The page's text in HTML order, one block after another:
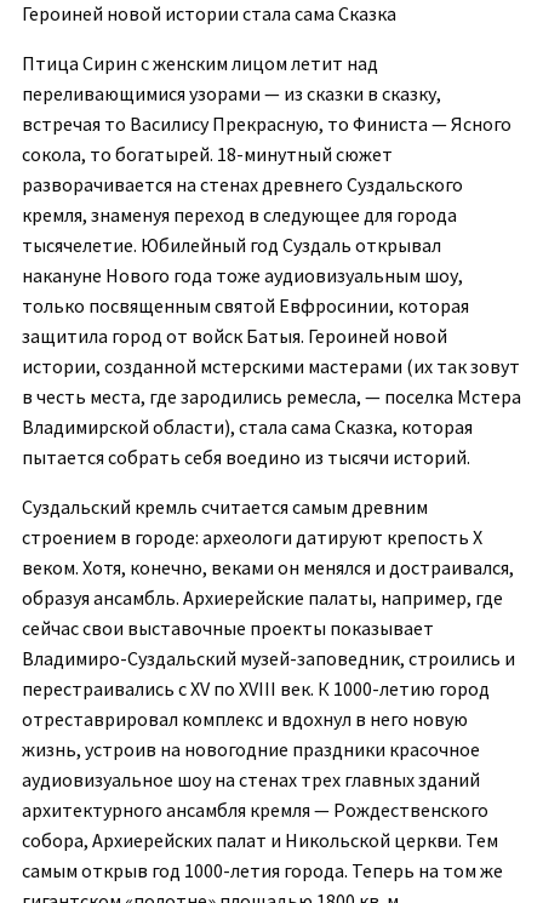
Героиней новой истории стала сама Сказка
Птица Сирин с женским лицом летит над
переливающимися узорами — из сказки в сказку,
встречая то Василису Прекрасную, то Финиста — Ясного
сокола, то богатырей. 18-минутный сюжет
разворачивается на стенах древнего Суздальского
кремля, знаменуя переход в следующее для города
тысячелетие. Юбилейный год Суздаль открывал
накануне Нового года тоже аудиовизуальным шоу,
только посвященным святой Евфросинии, которая
защитила город от войск Батыя. Героиней новой
истории, созданной мстерскими мастерами (их так зовут
в честь места, где зародились ремесла, — поселка Мстера
Владимирской области), стала сама Сказка, которая
пытается собрать себя воедино из тысячи историй.
Суздальский кремль считается самым древним
строением в городе: археологи датируют крепость Х
веком. Хотя, конечно, веками он менялся и достраивался,
образуя ансамбль. Архиерейские палаты, например, где
сейчас свои выставочные проекты показывает
Владимиро-Суздальский музей-заповедник, строились и
перестраивались с XV по XVIII век. К 1000-летию город
отреставрировал комплекс и вдохнул в него новую
жизнь, устроив на новогодние праздники красочное
аудиовизуальное шоу на стенах трех главных зданий
архитектурного ансамбля кремля — Рождественского
собора, Архиерейских палат и Никольской церкви. Тем
самым открыв год 1000-летия города. Теперь на том же